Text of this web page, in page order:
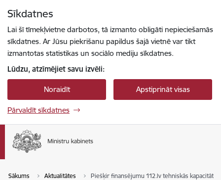
Sīkdatnes
Lai šī tīmekļvietne darbotos, tā izmanto obligāti nepieciešamās
sīkdatnes. Ar Jūsu piekrišanu papildus šajā vietnē var tikt
izmantotas statistikas un sociālo mediju sīkdatnes.
Lūdzu, atzīmējiet savu izvēli:
Noraidīt Apstiprināt visas
Pārvaldīt sīkdatnes
Sākums Aktualitātes Piešķir finansējumu 112.lv tehniskās